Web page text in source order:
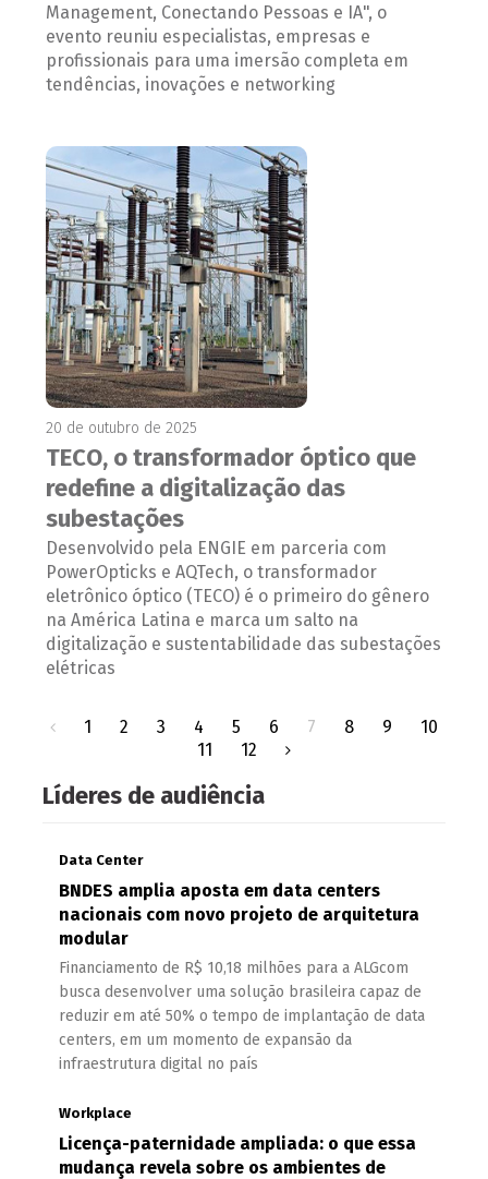
Management, Conectando Pessoas e IA", o
evento reuniu especialistas, empresas e
profissionais para uma imersão completa em
tendências, inovações e networking
20 de outubro de 2025
TECO, o transformador óptico que
redefine a digitalização das
subestações
Desenvolvido pela ENGIE em parceria com
PowerOpticks e AQTech, o transformador
eletrônico óptico (TECO) é o primeiro do gênero
na América Latina e marca um salto na
digitalização e sustentabilidade das subestações
elétricas
1 2 3 4 5 6 7 8 9
10
11
12
Líderes de audiência
Data Center
BNDES amplia aposta em data centers
nacionais com novo projeto de arquitetura
modular
Financiamento de R$ 10,18 milhões para a ALGcom
busca desenvolver uma solução brasileira capaz de
reduzir em até 50% o tempo de implantação de data
centers, em um momento de expansão da
infraestrutura digital no país
Workplace
Licença-paternidade ampliada: o que essa
mudança revela sobre os ambientes de